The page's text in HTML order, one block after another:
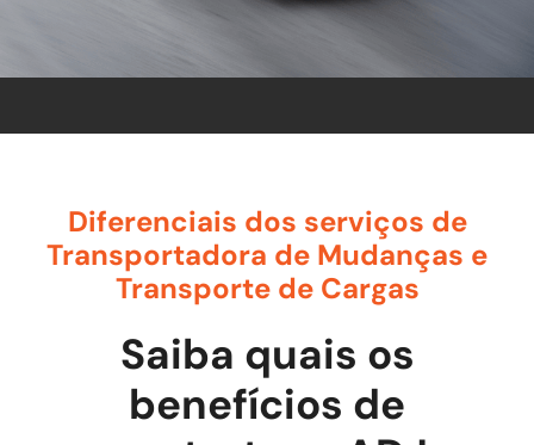
Diferenciais dos serviços de
Transportadora de Mudanças e
Transporte de Cargas
Saiba quais os
benefícios de